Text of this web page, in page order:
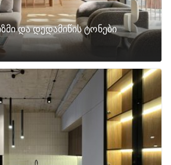
და დედამიწის ტონები